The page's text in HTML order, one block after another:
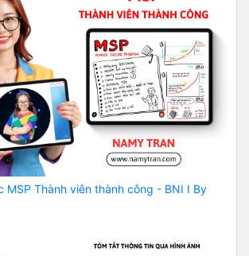
MSP Thành viên thành công - BNI I By